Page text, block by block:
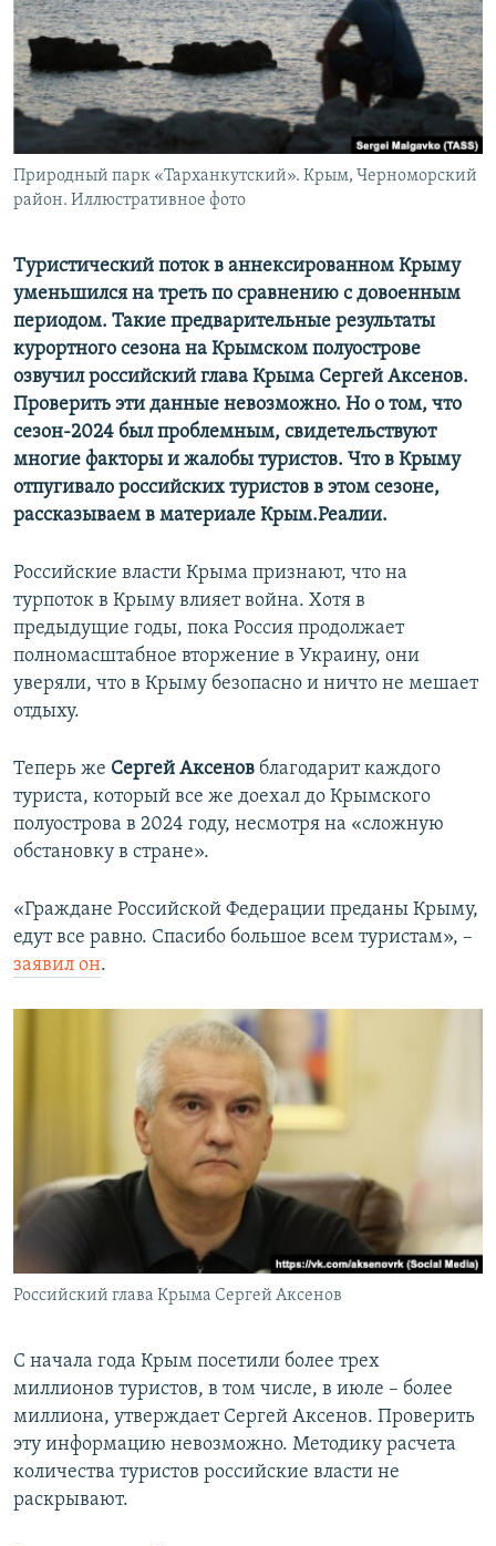
ПОБЕДИТЕЛЕЙ НЕ СУДЯТ?
КРЫМ.НЕПОКОРЕННЫЙ
ELIFBE
УКРАИНСКАЯ ПРОБЛЕМА КРЫМА
ПРИСОЕДИНЯЙТЕСЬ!
Все сайты RFE/RL
Природный парк «Тарханкутский». Крым, Черноморский
район. Иллюстративное фото
Туристический поток в аннексированном Крыму
уменьшился на треть по сравнению с довоенным
периодом. Такие предварительные результаты
курортного сезона на Крымском полуострове
озвучил российский глава Крыма Сергей Аксенов.
Проверить эти данные невозможно. Но о том, что
сезон-2024 был проблемным, свидетельствуют
многие факторы и жалобы туристов. Что в Крыму
отпугивало российских туристов в этом сезоне,
рассказываем в материале Крым.Реалии.
Российские власти Крыма признают, что на
турпоток в Крыму влияет война. Хотя в
предыдущие годы, пока Россия продолжает
полномасштабное вторжение в Украину, они
уверяли, что в Крыму безопасно и ничто не мешает
отдыху.
Теперь же Сергей Аксенов благодарит каждого
туриста, который все же доехал до Крымского
полуострова в 2024 году, несмотря на «сложную
обстановку в стране».
«Граждане Российской Федерации преданы Крыму,
едут все равно. Спасибо большое всем туристам», –
заявил он.
Российский глава Крыма Сергей Аксенов
С начала года Крым посетили более трех
миллионов туристов, в том числе, в июле – более
миллиона, утверждает Сергей Аксенов. Проверить
эту информацию невозможно. Методику расчета
количества туристов российские власти не
раскрывают.